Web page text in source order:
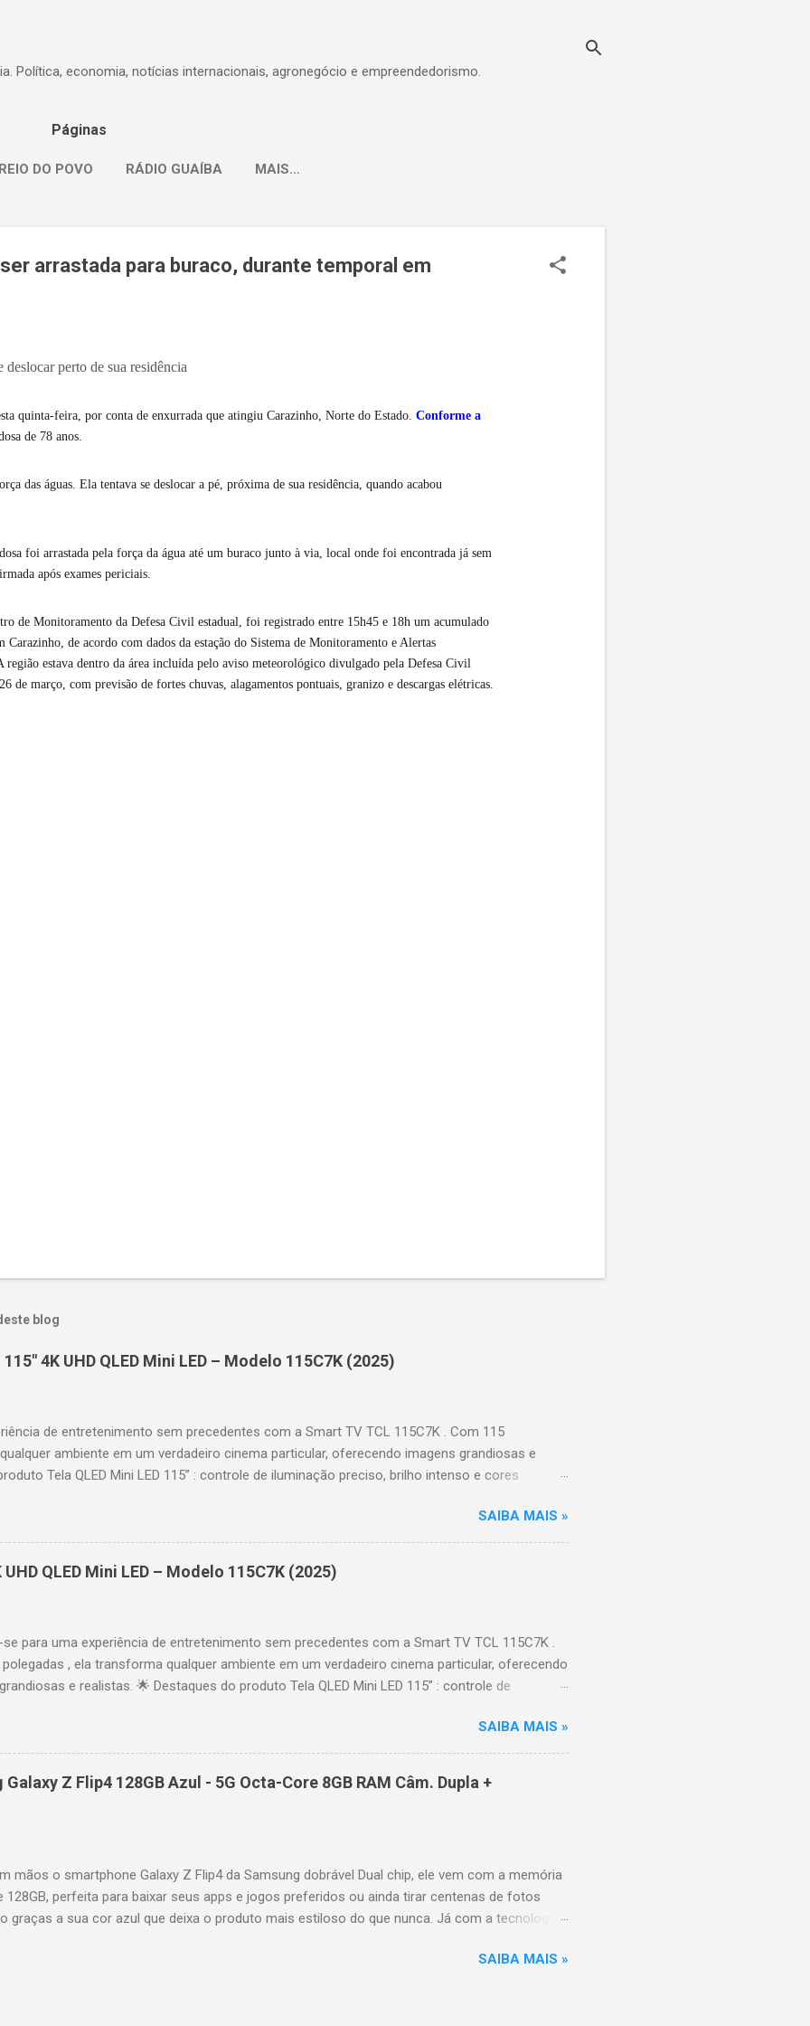
Política, economia, notícias internacionais, agronegócio e empreendedorismo.
Páginas
DO POVO RÁDIO GUAÍBA MAIS…
arrastada para buraco, durante temporal em
perto de sua residência
quinta-feira, por conta de enxurrada que atingiu Carazinho, Norte do Estado. Conforme a
de 78 anos.
das águas. Ela tentava se deslocar a pé, próxima de sua residência, quando acabou
foi arrastada pela força da água até um buraco junto à via, local onde foi encontrada já sem
após exames periciais.
de Monitoramento da Defesa Civil estadual, foi registrado entre 15h45 e 18h um acumulado
Carazinho, de acordo com dados da estação do Sistema de Monitoramento e Alertas
estava dentro da área incluída pelo aviso meteorológico divulgado pela Defesa Civil
de março, com previsão de fortes chuvas, alagamentos pontuais, granizo e descargas elétricas.
blog
4K UHD QLED Mini LED – Modelo 115C7K (2025)
de entretenimento sem precedentes com a Smart TV TCL 115C7K . Com 115
ambiente em um verdadeiro cinema particular, oferecendo imagens grandiosas e
Tela QLED Mini LED 115” : controle de iluminação preciso, brilho intenso e cores
imagens e movimentos fluidos. Taxa de atualização nativa de 144Hz (até 240Hz com DLG) :
garantindo fluidez e resposta imediata. Google TV integrado : interface intuitiva,
e acesso a aplicativos como YouTube, Netflix, Disney+, Prime Video, HBO Max e muito
de voz para facilitar sua navegação. 📐 Design e dimensões Largura: 256,6 cm |
44,5 cm Peso: 99,8 kg (229,3 kg com embalagem) Estrutura imponen...
SAIBA MAIS »
QLED Mini LED – Modelo 115C7K (2025)
se para uma experiência de entretenimento sem precedentes com a Smart TV TCL 115C7K .
, ela transforma qualquer ambiente em um verdadeiro cinema particular, oferecendo
e realistas. 🌟 Destaques do produto Tela QLED Mini LED 115” : controle de
profundo em cada cena. Processador AiPQ : desempenho otimizado para imagens e
fluidos. Taxa de atualização nativa de 144Hz (até 240Hz com DLG) : ideal para esportes e
fluidez e resposta imediata. Google TV integrado : interface intuitiva, recomendações
e acesso a aplicativos como YouTube, Netflix, Disney+, Prime Video, HBO Max e muito
SAIBA MAIS »
Z Flip4 128GB Azul - 5G Octa-Core 8GB RAM Câm. Dupla +
mãos o smartphone Galaxy Z Flip4 da Samsung dobrável Dual chip, ele vem com a memória
128GB, perfeita para baixar seus apps e jogos preferidos ou ainda tirar centenas de fotos
graças a sua cor azul que deixa o produto mais estiloso do que nunca. Já com a tecnologia
mais pesadas de forma rápida e precisa. A câmera selfie possui 10MP para você sair muito
SAIBA MAIS »